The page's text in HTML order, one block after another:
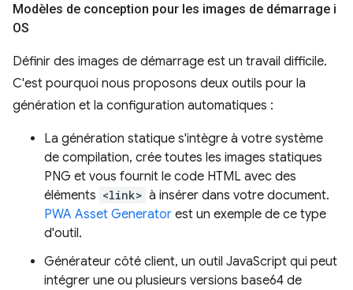
Modèles de conception pour les images de démarrage i
OS
Définir des images de démarrage est un travail difficile.
C'est pourquoi nous proposons deux outils pour la
génération et la configuration automatiques :
La génération statique s'intègre à votre système
de compilation, crée toutes les images statiques
PNG et vous fournit le code HTML avec des
éléments <link> à insérer dans votre document.
PWA Asset Generator est un exemple de ce type
d'outil.
Générateur côté client, un outil JavaScript qui peut
intégrer une ou plusieurs versions base64 de